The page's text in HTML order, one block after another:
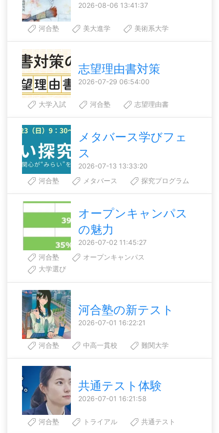
2026-08-06 13:41:37
河合塾 美大進学 美術系大学
志望理由書対策
2026-07-29 06:54:00
大学入試 河合塾 志望理由書
メタバース学びフェ
ス
2026-07-13 13:33:20
河合塾
メタバース 探究プログラム
オープンキャンパス
の魅力
2026-07-02 11:45:27
河合塾
オープンキャンパス
大学選び
河合塾の新テスト
2026-07-01 16:22:21
河合塾 中高一貫校 難関大学
共通テスト体験
2026-07-01 16:21:58
河合塾 トライアル 共通テスト